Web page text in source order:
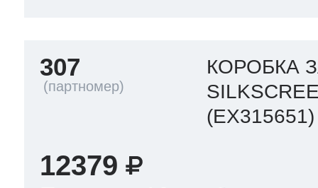
307
КОРОБКА
(EX315651)
12379